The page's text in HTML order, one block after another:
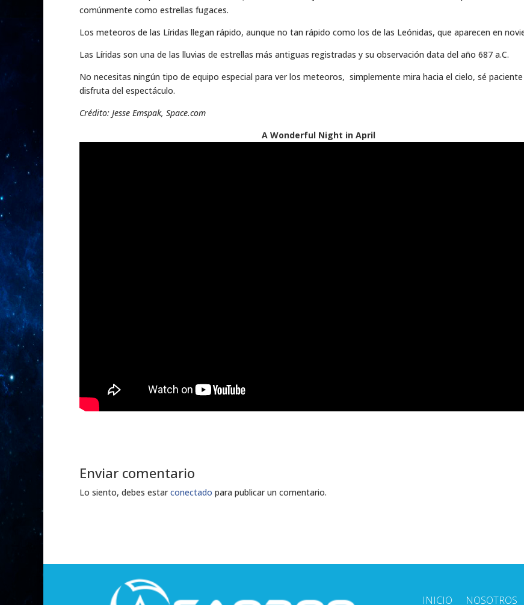
comúnmente como estrellas fugaces.
Los meteoros de las Líridas llegan rápido, aunque no tan rápido como los de las Leónidas, que aparecen en
Las Líridas son una de las lluvias de estrellas más antiguas registradas y su observación data del año 687 a.C.
No necesitas ningún tipo de equipo especial para ver los meteoros, simplemente mira hacia el cielo, sé
disfruta del espectáculo.
Crédito: Jesse Emspak, Space.com
A Wonderful Night in April
Enviar comentario
Lo siento, debes estarconectado para publicar un comentario.
INICIO NOSOTROS